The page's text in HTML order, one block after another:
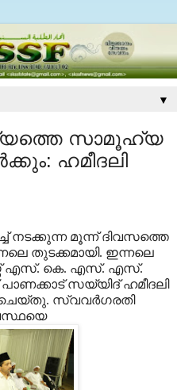
▼
സാമൂഹ്യ
ഹമീദലി
നടക്കുന്ന മൂന്ന് ദിവസത്തെ
തുടക്കമായി. ഇന്നലെ
എസ്. കെ. എസ്. എസ്.
സയ്യിദ് ഹമീദലി
സ്വവർഗരതി